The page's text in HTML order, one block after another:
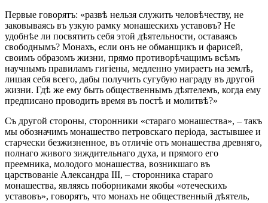
Первые говорятъ: «развѣ нельзя служить человѣчеству, не
заковываясь въ узкую рамку монашескихъ уставовъ? Не
удобнѣе ли посвятить себя этой дѣятельности, оставаясь
свободнымъ? Монахъ, если онъ не обманщикъ и фарисей,
своимъ образомъ жизни, прямо противорѣчащимъ всѣмъ
научнымъ правиламъ гигіены, медленно умираетъ на землѣ,
лишая себя всего, дабы получить сугубую награду въ другой
жизни. Гдѣ же ему быть общественнымъ дѣятелемъ, когда ему
предписано проводить время въ постѣ и молитвѣ?»
Съ другой стороны, сторонники «стараго монашества», – такъ
мы обозначимъ монашество петровскаго періода, застывшее и
старчески безжизненное, въ отличіе отъ монашества древняго,
полнаго живого зиждительнаго духа, и прямого его
преемника, молодого монашества, возникшаго въ
царствованіе Александра III, – сторонника стараго
монашества, являясь поборниками якобы «отеческихъ
уставовъ», говорятъ, что монахъ не общественный дѣятель,